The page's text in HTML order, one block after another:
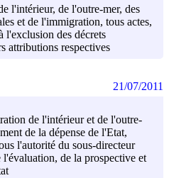
l'intérieur, de l'outre-mer, des
et de l'immigration, tous actes,
l'exclusion des décrets
attributions respectives
de l'intérieur et de l'outre-
de la dépense de l'Etat,
l'autorité du sous-directeur
l'évaluation, de la prospective et
21/07/2011